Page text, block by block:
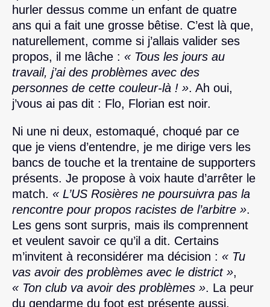
hurler dessus comme un enfant de quatre
ans qui a fait une grosse bêtise. C’est là que,
naturellement, comme si j’allais valider ses
propos, il me lâche : « Tous les jours au
travail, j’ai des problèmes avec des
personnes de cette couleur-là ! ». Ah oui,
j’vous ai pas dit : Flo, Florian est noir.
Ni une ni deux, estomaqué, choqué par ce
que je viens d’entendre, je me dirige vers les
bancs de touche et la trentaine de supporters
présents. Je propose à voix haute d’arrêter le
match. « L’US Rosières ne poursuivra pas la
rencontre pour propos racistes de l’arbitre ».
Les gens sont surpris, mais ils comprennent
et veulent savoir ce qu’il a dit. Certains
m’invitent à reconsidérer ma décision : « Tu
vas avoir des problèmes avec le district »,
« Ton club va avoir des problèmes ». La peur
du gendarme du foot est présente aussi.